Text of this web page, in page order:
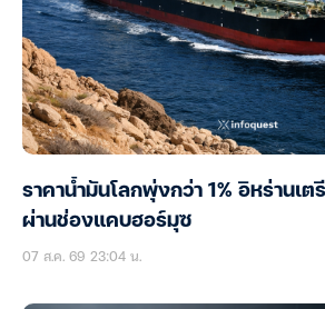
ราคาน้ำมันโลกพุ่งกว่า 1% อิหร่านเ
ผ่านช่องแคบฮอร์มุซ
07 ส.ค. 69 23:04 น.